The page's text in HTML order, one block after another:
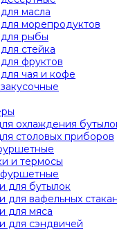
масла
морепродуктов
рыбы
стейка
фруктов
чая и кофе
охлаждения
столовых приборов
и термосы
для бутылок
для вафельных
для мяса
для сэндвичей